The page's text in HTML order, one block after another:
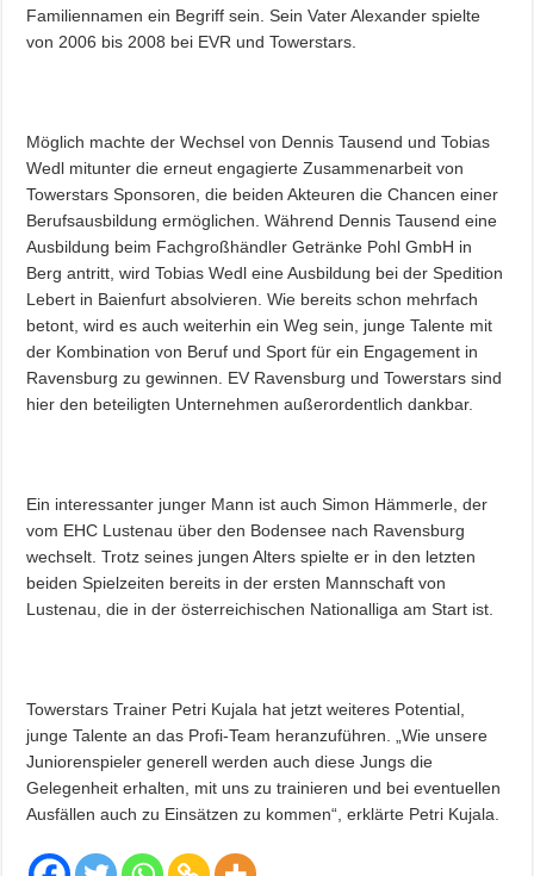
Familiennamen ein Begriff sein. Sein Vater Alexander spielte
von 2006 bis 2008 bei EVR und Towerstars.
Möglich machte der Wechsel von Dennis Tausend und Tobias
Wedl mitunter die erneut engagierte Zusammenarbeit von
Towerstars Sponsoren, die beiden Akteuren die Chancen einer
Berufsausbildung ermöglichen. Während Dennis Tausend eine
Ausbildung beim Fachgroßhändler Getränke Pohl GmbH in
Berg antritt, wird Tobias Wedl eine Ausbildung bei der Spedition
Lebert in Baienfurt absolvieren. Wie bereits schon mehrfach
betont, wird es auch weiterhin ein Weg sein, junge Talente mit
der Kombination von Beruf und Sport für ein Engagement in
Ravensburg zu gewinnen. EV Ravensburg und Towerstars sind
hier den beteiligten Unternehmen außerordentlich dankbar.
Ein interessanter junger Mann ist auch Simon Hämmerle, der
vom EHC Lustenau über den Bodensee nach Ravensburg
wechselt. Trotz seines jungen Alters spielte er in den letzten
beiden Spielzeiten bereits in der ersten Mannschaft von
Lustenau, die in der österreichischen Nationalliga am Start ist.
Towerstars Trainer Petri Kujala hat jetzt weiteres Potential,
junge Talente an das Profi-Team heranzuführen. „Wie unsere
Juniorenspieler generell werden auch diese Jungs die
Gelegenheit erhalten, mit uns zu trainieren und bei eventuellen
Ausfällen auch zu Einsätzen zu kommen“, erklärte Petri Kujala.